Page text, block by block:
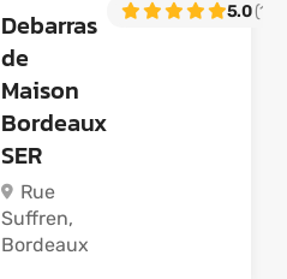
Debarras
de
Maison
Bordeaux
SER
Rue
Suffren,
Bordeaux
5.0